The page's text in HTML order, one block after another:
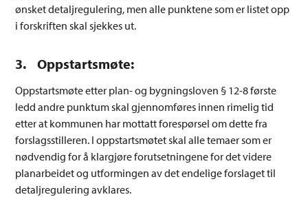
ønsket detaljregulering, men alle punktene som er listet opp
i forskriften skal sjekkes ut.
3. Oppstartsmøte:
Oppstartsmøte etter plan- og bygningsloven § 12-8 første
ledd andre punktum skal gjennomføres innen rimelig tid
etter at kommunen har mottatt forespørsel om dette fra
forslagsstilleren. I oppstartsmøtet skal alle temaer som er
nødvendig for å klargjøre forutsetningene for det videre
planarbeidet og utformingen av det endelige forslaget til
detaljregulering avklares.